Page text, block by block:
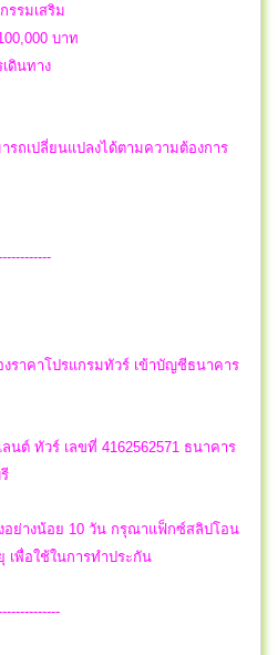
รรมเสริม
บาท
ดินทาง
รถเปลี่ยนแปลงได้ตามความต้องการ
ราคาโปรแกรมทัวร์ เข้าบัญชีธนาคาร
ต์ ทัวร์ เลขที่ 4162562571 ธนาคาร
อย่างน้อย 10 วัน กรุณาแฟ็กซ์สลิปโอน
เพื่อใช้ในการทำประกัน